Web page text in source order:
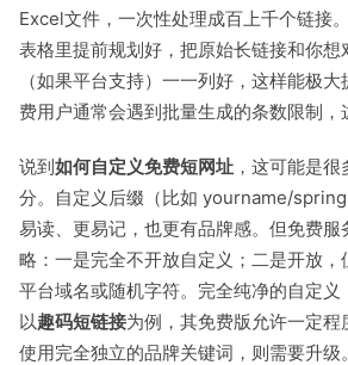
Excel文件，一次性处理成百上千个链接
表格里提前规划好，把原始长链接和你想
（如果平台支持）一一列好，这样能极
费用户通常会遇到批量生成的条数限制，
说到如何自定义免费短网址 ，这可能是
分。自定义后缀（比如 yourname/
易读、更易记，也更有品牌感。但免费
略：一是完全不开放自定义；二是开放
平台域名或随机字符。完全纯净的自定义
以趣码短链接为例，其免费版允许一定
使用完全独立的品牌关键词，则需要升